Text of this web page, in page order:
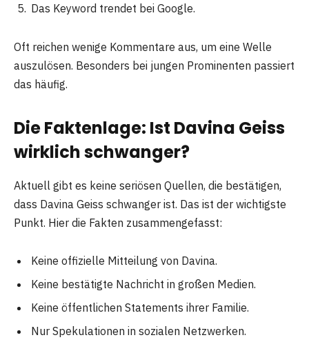
Das Keyword trendet bei Google.
Oft reichen wenige Kommentare aus, um eine Welle
auszulösen. Besonders bei jungen Prominenten passiert
das häufig.
Die Faktenlage: Ist Davina Geiss
wirklich schwanger?
Aktuell gibt es keine seriösen Quellen, die bestätigen,
dass Davina Geiss schwanger ist. Das ist der wichtigste
Punkt. Hier die Fakten zusammengefasst:
Keine offizielle Mitteilung von Davina.
Keine bestätigte Nachricht in großen Medien.
Keine öffentlichen Statements ihrer Familie.
Nur Spekulationen in sozialen Netzwerken.